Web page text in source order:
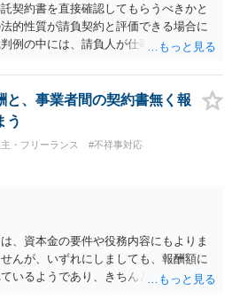
契約書を直接確認してもらうべきかと
的性質が請負契約と評価できる場合に
例の中には、請負人が仕事を完成させ
して判断すべきであるという見解を示
のような見解を踏まえ、あなたのケー
程まで終えており、仕事は完成してい
えられます。 もっとも、相手方はこの
らない等を理由に、仕事の完成を認め
のような場合には、裁判所に民事調停
も、一度、業務委託契約書や納品した
まいの地域の弁護士に直接相談してみ
と、事業者間の契約書無く報
う
・フリーランス
#不祥事対応
、資本金の要件や役務内容にもよりま
んが、いずれにしましても、報酬額に
いるようであり、きちんとした契約書